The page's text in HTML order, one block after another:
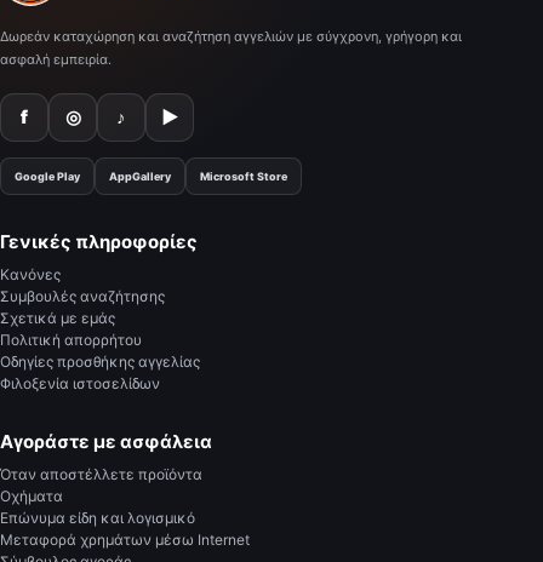
Δωρεάν καταχώρηση και αναζήτηση αγγελιών με σύγχρονη, γρήγορη και
ασφαλή εμπειρία.
f ◎ ♪ ▶
Google Play AppGallery Microsoft Store
Γενικές πληροφορίες
Κανόνες
Συμβουλές αναζήτησης
Σχετικά με εμάς
Πολιτική απορρήτου
Οδηγίες προσθήκης αγγελίας
Φιλοξενία ιστοσελίδων
Αγοράστε με ασφάλεια
Όταν αποστέλλετε προϊόντα
Οχήματα
Επώνυμα είδη και λογισμικό
Μεταφορά χρημάτων μέσω Internet